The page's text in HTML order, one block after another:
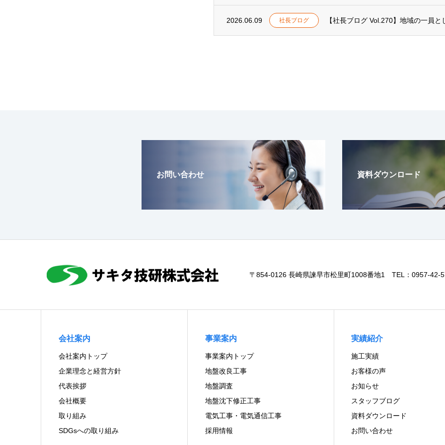
2026.06.09 社長ブログ 【社長ブログ Vol.270】地域の一員と
お問い合わせ 資料ダウンロード
〒854-0126 長崎県諫早市松里町1008番地1 TEL：0957-
会社案内
会社案内トップ
企業理念と経営方針
代表挨拶
会社概要
取り組み
SDGsへの取り組み
事業案内
事業案内トップ
地盤改良工事
地盤調査
地盤沈下修正工事
電気工事・電気通信工事
採用情報
実績紹介
施工実績
お客様の声
お知らせ
スタッフブログ
資料ダウンロード
お問い合わせ